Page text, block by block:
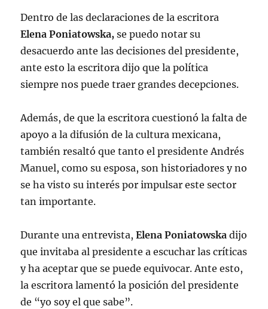
Dentro de las declaraciones de la escritora
Elena Poniatowska, se puedo notar su
desacuerdo ante las decisiones del presidente,
ante esto la escritora dijo que la política
siempre nos puede traer grandes decepciones.
Además, de que la escritora cuestionó la falta de
apoyo a la difusión de la cultura mexicana,
también resaltó que tanto el presidente Andrés
Manuel, como su esposa, son historiadores y no
se ha visto su interés por impulsar este sector
tan importante.
Durante una entrevista,Elena Poniatowska dijo
que invitaba al presidente a escuchar las críticas
y ha aceptar que se puede equivocar. Ante esto,
la escritora lamentó la posición del presidente
de “yo soy el que sabe”.